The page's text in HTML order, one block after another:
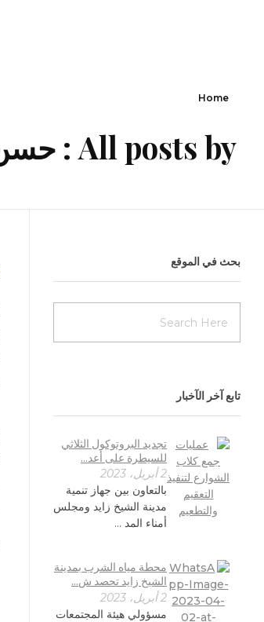
Home
All posts by : حسن الزوّام
بحث في الموقع
تابع آخر الآخبار
تجديد البروتوكول الثلاثي
للسيطرة على أعد...
2 أبريل، 2023
بالتعاون بين جهاز تنمية
مدينة الشيخ زايد ومجلس
أمناء المد ...
محطة مياه الشرب بمدينة
الشيخ زايد تحصد ش...
2 أبريل، 2023
مسؤولي هيئة المجتمعات